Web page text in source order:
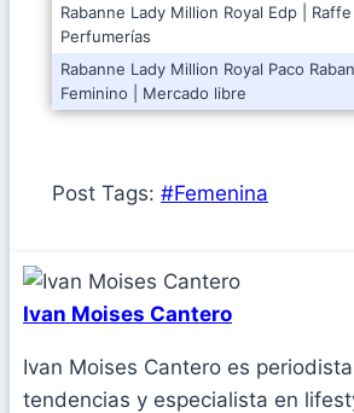
Rabanne Lady Million Royal Edp | Raffe
Perfumerías
Rabanne Lady Million Royal Paco
Feminino | Mercado libre
Post Tags: #Femenina
Ivan Moises Cantero
Ivan Moises Cantero es
tendencias y especialista en